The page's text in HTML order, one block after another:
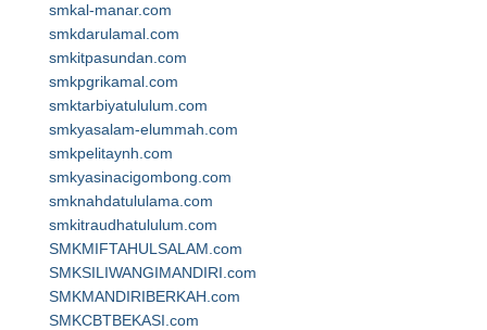
smkal-manar.com
smkdarulamal.com
smkitpasundan.com
smkpgrikamal.com
smktarbiyatululum.com
smkyasalam-elummah.com
smkpelitaynh.com
smkyasinacigombong.com
smknahdatululama.com
smkitraudhatululum.com
SMKMIFTAHULSALAM.com
SMKSILIWANGIMANDIRI.com
SMKMANDIRIBERKAH.com
SMKCBTBEKASI.com